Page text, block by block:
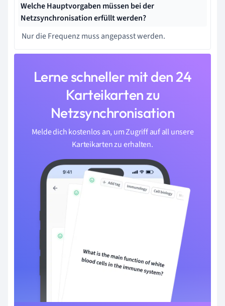
Welche Hauptvorgaben müssen bei der
Netzsynchronisation erfüllt werden?
Nur die Frequenz muss angepasst werden.
Lerne schneller mit den 24
Karteikarten zu
Netzsynchronisation
Melde dich kostenlos an, um Zugriff auf all unsere
Karteikarten zu erhalten.